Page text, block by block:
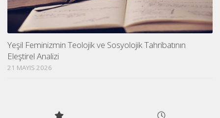
Yeşil Feminizmin Teolojik ve Sosyolojik Tahribatının
Eleştirel Analizi
21 MAYIS 2026